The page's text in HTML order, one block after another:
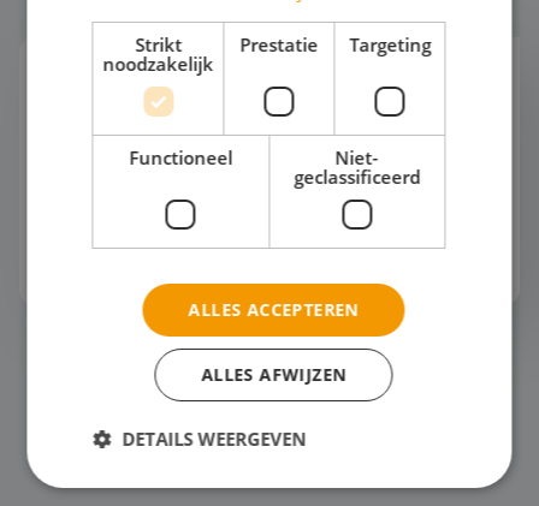
Automotive
"Hoe ziet een werkplaats er over 10 jaar uit? Nog
steeds vol bruggen en gereedschap? Of werken
monteurs straks met AI-gestuurde diagnoses en
robots?"De automotive wereld verandert
razendsnel. Tijde...
Bekijk het thema
Strikt
noodzakelijk
Prestatie Targeting
Functioneel
Niet-
geclassificeerd
ALLES ACCEPTEREN
ALLES AFWIJZEN
DETAILS WEERGEVEN